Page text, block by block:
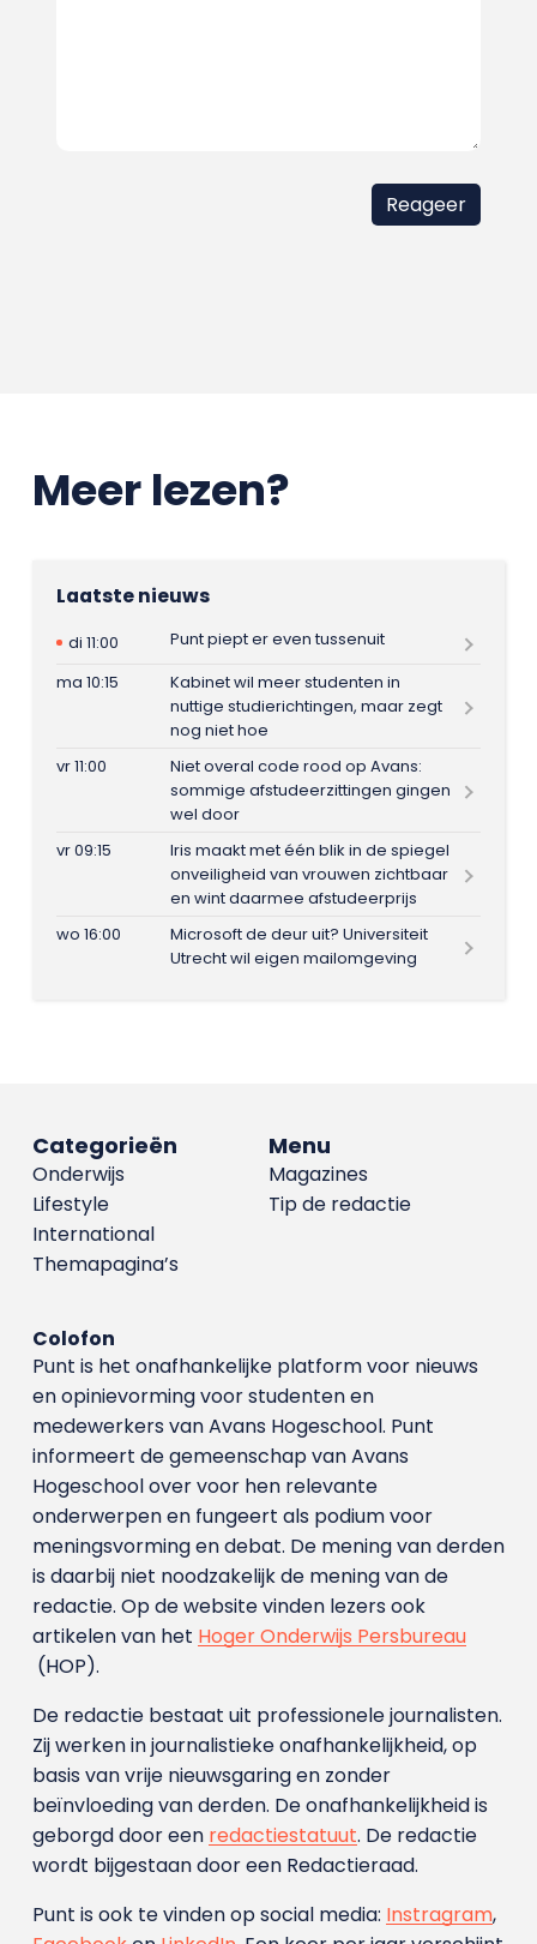
Meer lezen?
Laatste nieuws
di 11:00
Punt piept er even tussenuit
ma 10:15
Kabinet wil meer studenten in
nuttige studierichtingen, maar zegt
nog niet hoe
vr 11:00
Niet overal code rood op Avans:
sommige afstudeerzittingen gingen
wel door
vr 09:15
Iris maakt met één blik in de spiegel
onveiligheid van vrouwen zichtbaar
en wint daarmee afstudeerprijs
wo 16:00
Microsoft de deur uit? Universiteit
Utrecht wil eigen mailomgeving
Menu
Magazines
Tip de redactie
Categorieën
Onderwijs
Lifestyle
International
Themapagina’s
Colofon
Punt is het onafhankelijke platform voor nieuws
en opinievorming voor studenten en
medewerkers van Avans Hoge­school. Punt
informeert de gemeenschap van Avans
Hogeschool over voor hen relevante
onderwerpen en fungeert als podium voor
meningsvorming en debat. De mening van derden
is daarbij niet noodzakelijk de mening van de
redactie. Op de website vinden lezers ook
artikelen van het Hoger Onderwijs Persbureau
(HOP).
De redactie bestaat uit professionele journalisten.
Zij werken in journalistieke onafhankelijkheid, op
basis van vrije nieuwsgaring en zonder
beïnvloeding van derden. De onafhankelijkheid is
geborgd door een redactiestatuut. De redactie
wordt bijgestaan door een Redactieraad.
Punt is ook te vinden op social media: Instragram,